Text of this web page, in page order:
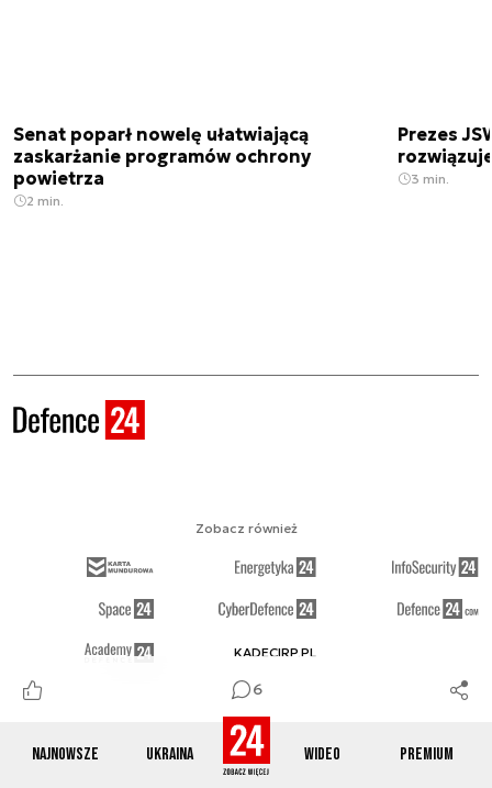
Najnowsze Ukraina Wideo Premium
6
Senat poparł nowelę ułatwiającą
zaskarżanie programów ochrony
powietrza
2 min.
Prezes
3 min.
Obserwuj nas
Zobacz również
KADECIRP.PL